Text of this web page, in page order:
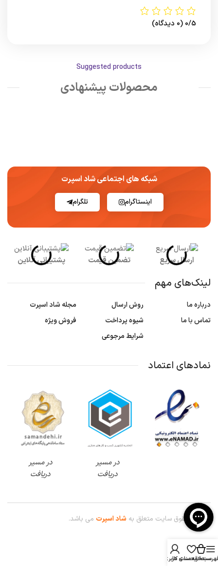
0/5 (0 دیدگاه)
Suggested products
محصولات پیشنهادی
شبکه های اجتماعی شاد اسپرت
اینستاگرام تلگرام
ارسال سریع تضمین قیمت پشتیبانی آنلاین
لینک‌های مهم
درباره ما
تماس با ما
روش ارسال
شیوه پرداخت
شرایط مرجوعی
مجله شاد اسپرت
فروش ویژه
نمادهای اعتماد
در مسیر
دریافت
در مسیر
دریافت
© کلیه حقوق سایت متعلق به شاد اسپرت می باشد.
سبدخرید
علاقه مندی ها
حساب کاربری من